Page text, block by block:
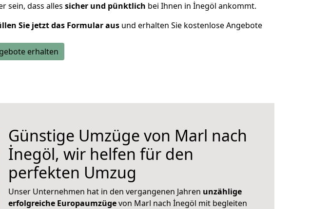
sein, dass alles sicher und pünktlich bei Ihnen in İnegöl ankommt.
Sie jetzt das Formular aus und erhalten Sie kostenlose Angebote
erhalten
Günstige Umzüge von Marl nach
İnegöl, wir helfen für den
perfekten Umzug
Unser Unternehmen hat in den vergangenen Jahren unzählige
erfolgreiche Europaumzügevon Marl nach İnegöl mit begleiten